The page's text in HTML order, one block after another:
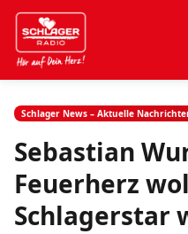
Schlager News – Aktuelle
Sebastian
Feuerherz
Schlagerstar